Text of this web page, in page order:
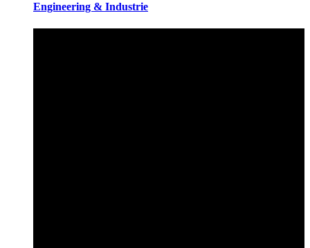
Engineering & Industrie